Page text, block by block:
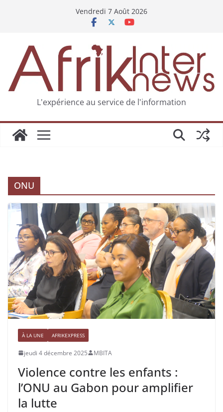
Vendredi 7 Août 2026
L'expérience au service de l'information
ONU
À LA UNE AFRIKEXPRESS
jeudi 4 décembre 2025 MBITA
Violence contre les enfants :
l’ONU au Gabon pour amplifier
la lutte